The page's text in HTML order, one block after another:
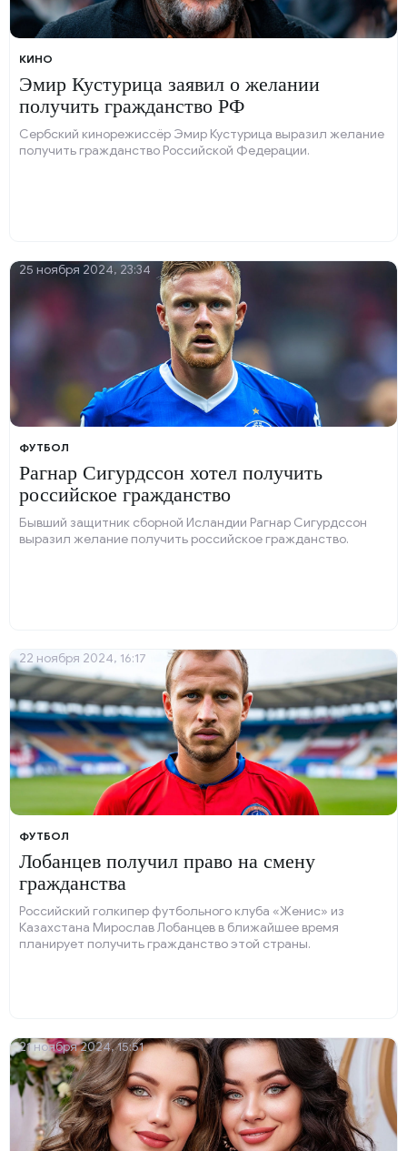
КИНО
Эмир Кустурица заявил о желании
получить гражданство РФ
Сербский кинорежиссёр Эмир Кустурица выразил желание
получить гражданство Российской Федерации.
ФУТБОЛ
Рагнар Сигурдссон хотел получить
российское гражданство
Бывший защитник сборной Исландии Рагнар Сигурдссон
выразил желание получить российское гражданство.
25 ноября 2024, 23:34
ФУТБОЛ
Лобанцев получил право на смену
гражданства
Российский голкипер футбольного клуба «Женис» из
Казахстана Мирослав Лобанцев в ближайшее время
планирует получить гражданство этой страны.
22 ноября 2024, 16:17
21 ноября 2024, 15:51